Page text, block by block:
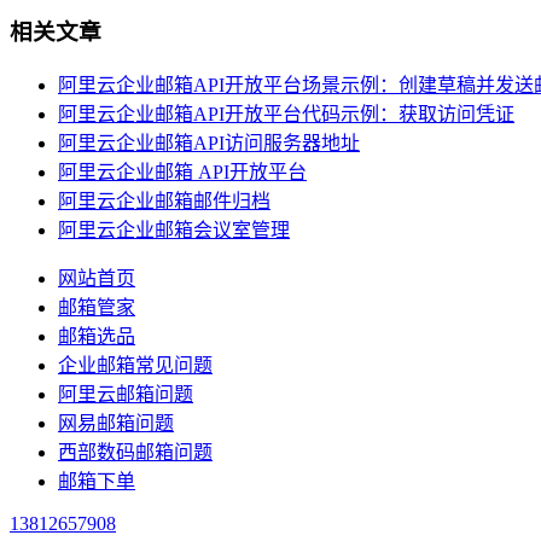
相关文章
阿里云企业邮箱API开放平台场景示例：创建草稿并发送
阿里云企业邮箱API开放平台代码示例：获取访问凭证
阿里云企业邮箱API访问服务器地址
阿里云企业邮箱 API开放平台
阿里云企业邮箱邮件归档
阿里云企业邮箱会议室管理
网站首页
邮箱管家
邮箱选品
企业邮箱常见问题
阿里云邮箱问题
网易邮箱问题
西部数码邮箱问题
邮箱下单
13812657908